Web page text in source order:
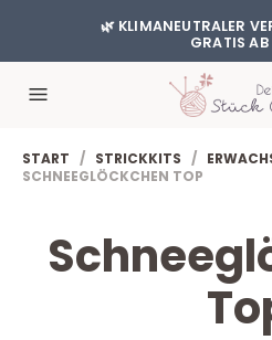
🌿 KLIMANEUTRALER
GRATIS
START / STRICKKITS /
SCHNEEGLÖCKCHEN TOP